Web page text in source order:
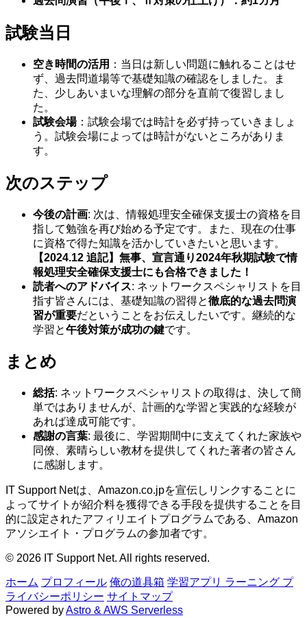
試験当日
空き時間の活用 ：当日は新しい問題に触れることはせ
ず、過去問道場等で基礎知識の確認をしました。ま
た、少しあいまいな理解の部分を直前で復習しまし
た。
試験会場：試験会場では時計を必ず持っていきましょ
う。試験会場によっては時計がないところがありま
す。
次のステップ
今後の計画: 次は、情報処理安全確保支援士の資格を目
指して勉強を再び始める予定です。また、現在の仕事
に資格で得た知識を活かしていきたいと思います。
【2024.12 追記】無事、宣言通り2024年秋期試験で情
報処理安全確保支援士にも合格できました！
読者へのアドバイス: ネットワークスペシャリストを目
指す皆さんには、基礎知識の習得と徹底的な過去問演
習が重要だということをお伝えしたいです。継続的な
学習と午後対策が成功の鍵です。
まとめ
総括: ネットワークスペシャリストの取得は、決して簡
単ではありませんが、計画的な学習と実践的な経験が
あれば達成可能です。
感謝の言葉: 最後に、学習期間中に支えてくれた家族や
同僚、素晴らしい教材を提供してくれた著者の皆さん
に感謝します。
IT Support Netは、Amazon.co.jpを宣伝しリンクすることに
よってサイトが紹介料を獲得できる手段を提供することを目
的に設定されたアフィリエイトプログラムである、Amazon
アソシエイト・プログラムの参加者です。
© 2026 IT Support Net. All rights reserved.
ホーム プロフィール 俺の道具箱 学習アプリ ラーニング プ
ライバシーポリシー サイトマップ
Powered byAstro & AWS Serverless